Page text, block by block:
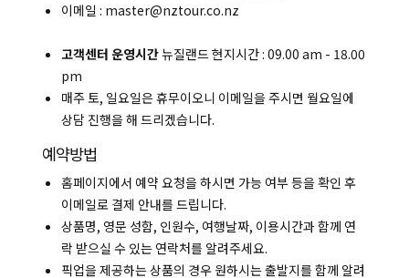
이메일 : master@nztour.co.nz
고객센터 운영시간뉴질랜드 현지시간 : 09.00 am - 18.00
pm
매주 토, 일요일은 휴무이오니 이메일을 주시면 월요일에
상담 진행을 해 드리겠습니다.
예약방법
홈페이지에서 예약 요청을 하시면 가능 여부 등을 확인 후
이메일로 결제 안내를 드립니다.
상품명, 영문 성함, 인원수, 여행날짜, 이용시간과 함께 연
락 받으실 수 있는 연락처를 알려주세요.
픽업을 제공하는 상품의 경우 원하시는 출발지를 함께 알려